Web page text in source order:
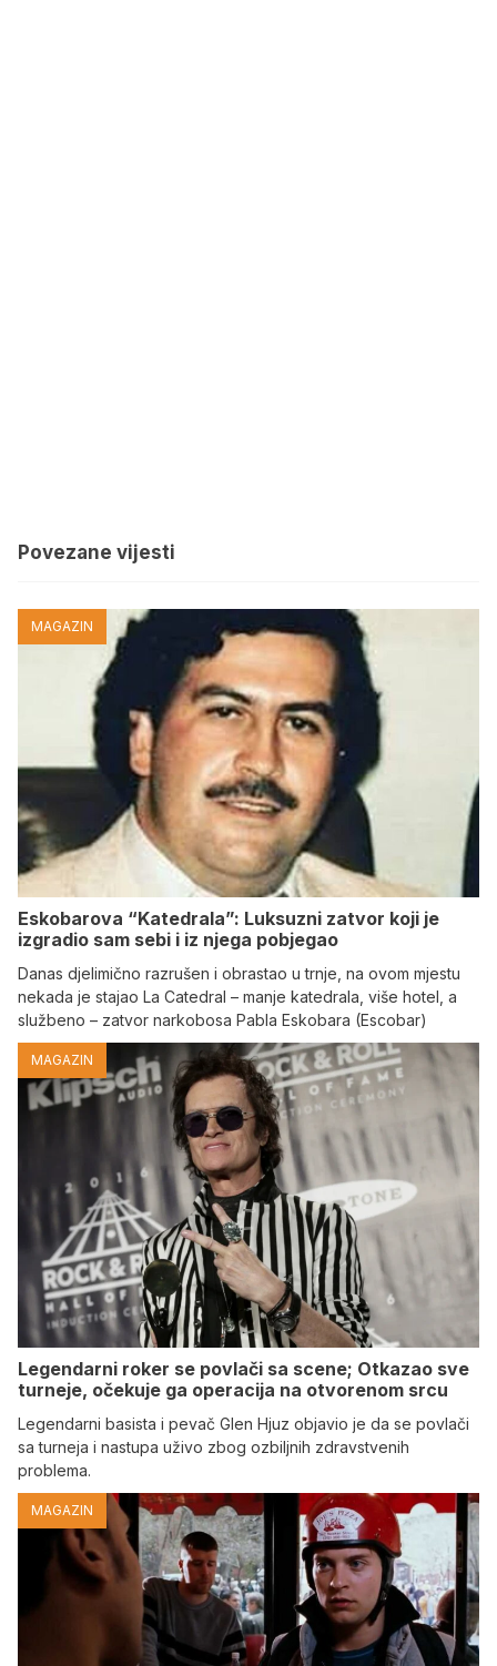
Povezane vijesti
MAGAZIN
Eskobarova “Katedrala”: Luksuzni zatvor koji je
izgradio sam sebi i iz njega pobjegao
Danas djelimično razrušen i obrastao u trnje, na ovom mjestu
nekada je stajao La Catedral – manje katedrala, više hotel, a
službeno – zatvor narkobosa Pabla Eskobara (Escobar)
MAGAZIN
Legendarni roker se povlači sa scene; Otkazao sve
turneje, očekuje ga operacija na otvorenom srcu
Legendarni basista i pevač Glen Hjuz objavio je da se povlači
sa turneja i nastupa uživo zbog ozbiljnih zdravstvenih
problema.
MAGAZIN